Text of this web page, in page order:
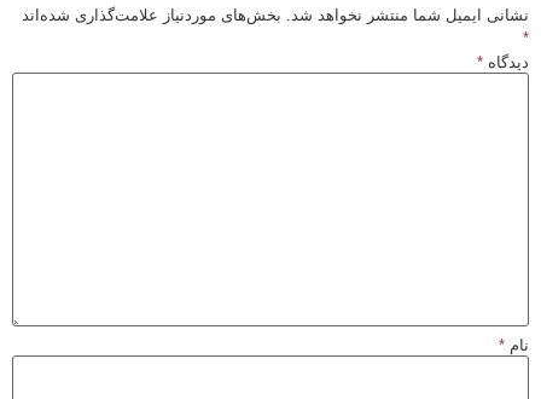
ایمیل شما منتشر نخواهد شد. بخش‌های موردنیاز علامت‌گذاری شده‌اند
*